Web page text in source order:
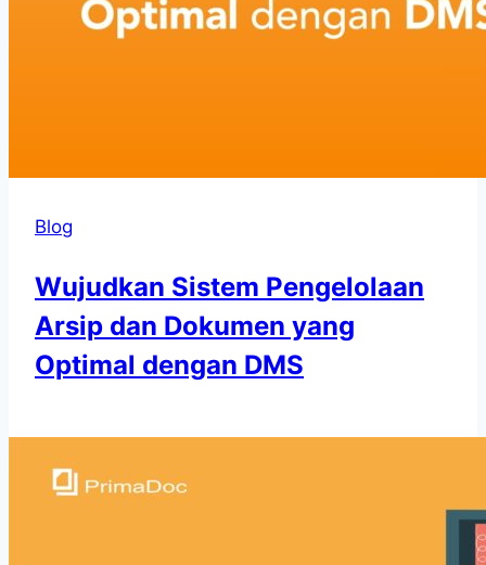
Blog
Wujudkan Sistem Pengelolaan
Arsip dan Dokumen yang
Optimal dengan DMS